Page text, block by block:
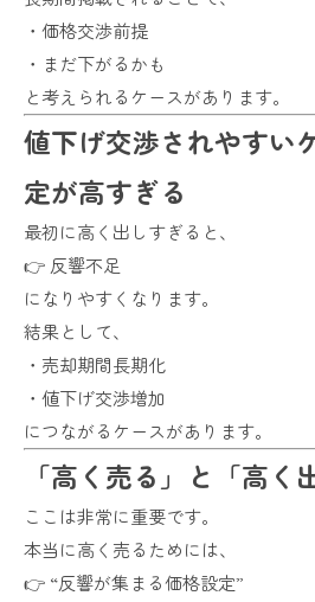
・価格交渉前提
・まだ下がるかも
と考えられるケースがあります。
値下げ交渉されやすい
定が高すぎる
最初に高く出しすぎると、
👉 反響不足
になりやすくなります。
結果として、
・売却期間長期化
・値下げ交渉増加
につながるケースがあります。
「高く売る」と「高く
ここは非常に重要です。
本当に高く売るためには、
👉 “反響が集まる価格設定”